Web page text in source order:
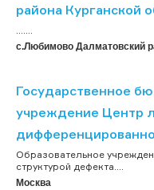
района Курганской
с.Любимово Далматовский
Государственное
учреждение Центр
Образовательное
структурой дефекта....
Москва